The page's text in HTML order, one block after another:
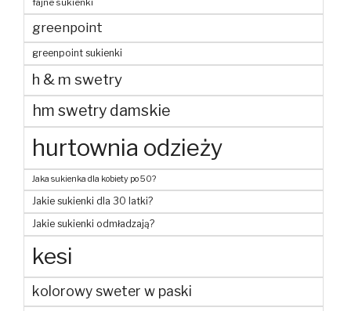
fajne sukienki
greenpoint
greenpoint sukienki
h & m swetry
hm swetry damskie
hurtownia odzieży
Jaka sukienka dla kobiety po 50?
Jakie sukienki dla 30 latki?
Jakie sukienki odmładzają?
kesi
kolorowy sweter w paski